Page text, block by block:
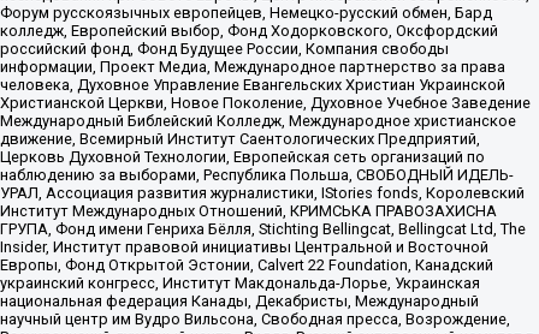
Форум русскоязычных европейцев, Немецко-русский обмен, Бард
колледж, Европейский выбор, Фонд Ходорковского, Оксфордский
российский фонд, Фонд Будущее России, Компания свободы
информации, Проект Медиа, Международное партнерство за права
человека, Духовное Управление Евангельских Христиан Украинской
Христианской Церкви, Новое Поколение, Духовное Учебное Заведение
Международный Библейский Колледж, Международное христианское
движение, Всемирный Институт Саентологических Предприятий,
Церковь Духовной Технологии, Европейская сеть организаций по
наблюдению за выборами, Республика Польша, СВОБОДНЫЙ ИДЕЛЬ-
УРАЛ, Ассоциация развития журналистики, IStories fonds, Королевский
Институт Международных Отношений, КРИМСЬКА ПРАВОЗАХИСНА
ГРУПА, Фонд имени Генриха Бёлля, Stichting Bellingcat, Bellingcat Ltd, The
Insider, Институт правовой инициативы Центральной и Восточной
Европы, Фонд Открытой Эстонии, Calvert 22 Foundation, Канадский
украинский конгресс, Институт Макдональда-Лорье, Украинская
национальная федерация Канады, Декабристы, Международный
научный центр им Вудро Вильсона, Свободная пресса, Возрождение,